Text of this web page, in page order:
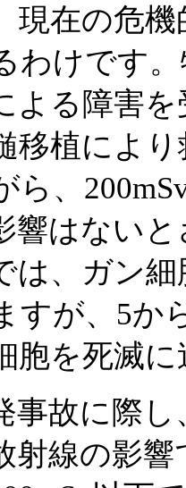
現在の危
わけです
よる障害
移植によ
ら、
響はない
は、ガン
すが、5か
胞を死滅
事故に際
射線の影